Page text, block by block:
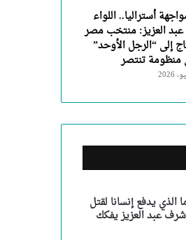
أستراليا.. اللواء
العزيز: منتخب مصر
إلى “الرجل الأوحد”
منظومة تنتصر
يدفع إنسانا لقتل
عبد العزيز يفكك